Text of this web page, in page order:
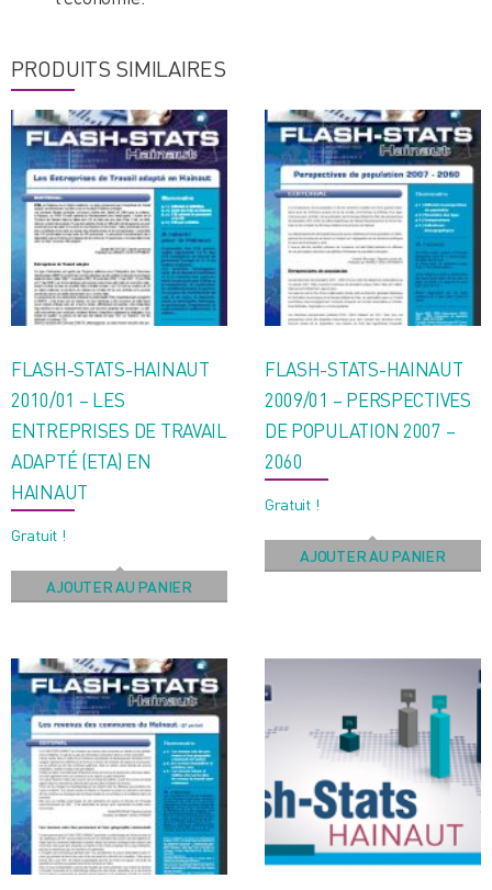
PRODUITS SIMILAIRES
FLASH-STATS-HAINAUT
2010/01 – LES
ENTREPRISES DE TRAVAIL
ADAPTÉ (ETA) EN
HAINAUT
Gratuit !
AJOUTER AU PANIER
FLASH-STATS-HAINAUT
2009/01 – PERSPECTIVES
DE POPULATION 2007 –
2060
Gratuit !
AJOUTER AU PANIER